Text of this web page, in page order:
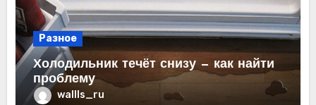
Разное
Холодильник течёт снизу — как найти
проблему
wallls_ru